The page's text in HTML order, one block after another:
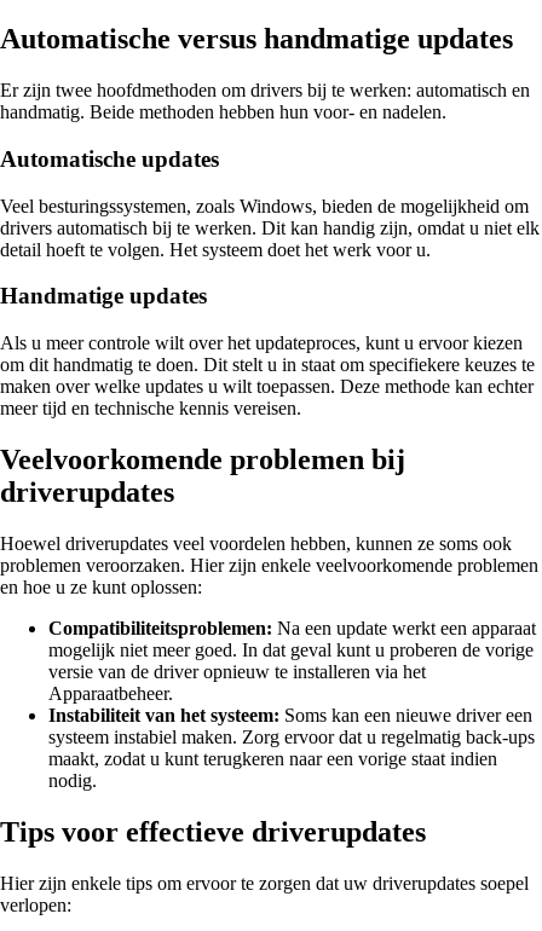
Automatische versus handmatige updates
Er zijn twee hoofdmethoden om drivers bij te werken: automatisch en
handmatig. Beide methoden hebben hun voor- en nadelen.
Automatische updates
Veel besturingssystemen, zoals Windows, bieden de mogelijkheid om
drivers automatisch bij te werken. Dit kan handig zijn, omdat u niet elk
detail hoeft te volgen. Het systeem doet het werk voor u.
Handmatige updates
Als u meer controle wilt over het updateproces, kunt u ervoor kiezen
om dit handmatig te doen. Dit stelt u in staat om specifiekere keuzes te
maken over welke updates u wilt toepassen. Deze methode kan echter
meer tijd en technische kennis vereisen.
Veelvoorkomende problemen bij
driverupdates
Hoewel driverupdates veel voordelen hebben, kunnen ze soms ook
problemen veroorzaken. Hier zijn enkele veelvoorkomende problemen
en hoe u ze kunt oplossen:
Compatibiliteitsproblemen: Na een update werkt een apparaat
mogelijk niet meer goed. In dat geval kunt u proberen de vorige
versie van de driver opnieuw te installeren via het
Apparaatbeheer.
Instabiliteit van het systeem: Soms kan een nieuwe driver een
systeem instabiel maken. Zorg ervoor dat u regelmatig back-ups
maakt, zodat u kunt terugkeren naar een vorige staat indien
nodig.
Tips voor effectieve driverupdates
Hier zijn enkele tips om ervoor te zorgen dat uw driverupdates soepel
verlopen: